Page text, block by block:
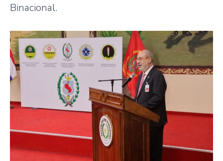
Binacional.